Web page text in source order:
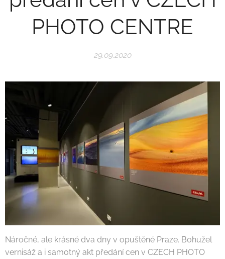
PHOTO CENTRE
29.09.2020
Náročné, ale krásné dva dny v opuštěné Praze. Bohužel
vernisáž a i samotný akt předání cen v CZECH PHOTO